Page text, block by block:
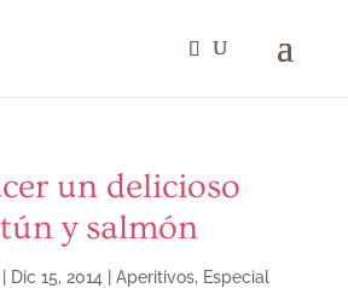
un delicioso
y salmón
Dic 15, 2014 Aperitivos, Especial